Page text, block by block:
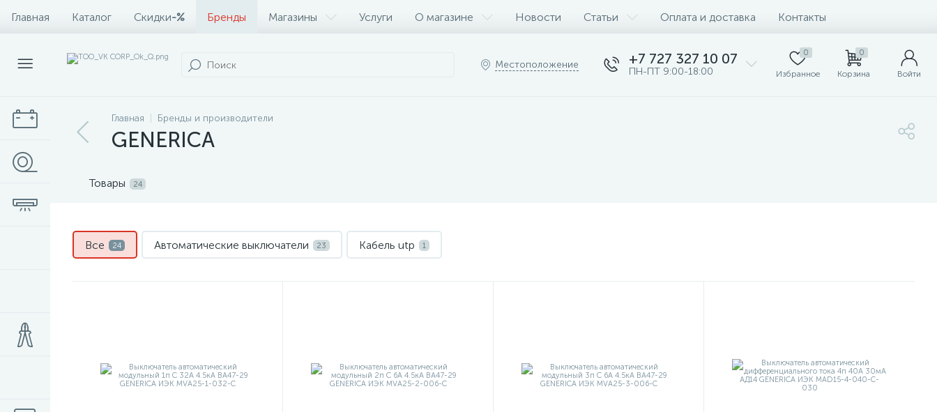
Главная Каталог Скидки-% Бренды Магазины Услуги О магазине Новости Статьи Оплата и доставка Контакты
Местоположение +7 727 327 10 07
ПН-ПТ 9:00-18:00
0
Избранное
0
Корзина Войти
Главная Бренды и производители
GENERICA
Товары 24
Все 24 Автоматические выключатели 23 Кабель utp 1